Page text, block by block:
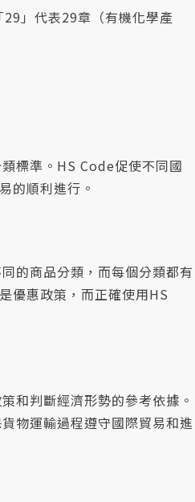
」代表29章（有機化學產
標準。HS Code促使不同國
的順利進行。
的商品分類，而每個分類都有
優惠政策，而正確使用HS
和判斷經濟形勢的參考依據。
物運輸過程遵守國際貿易和進